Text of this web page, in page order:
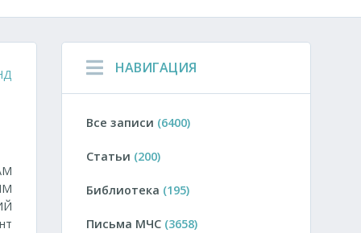
НАВИГАЦИЯ
Все записи (6400)
Статьи (200)
Библиотека (195)
Письма МЧС (3658)